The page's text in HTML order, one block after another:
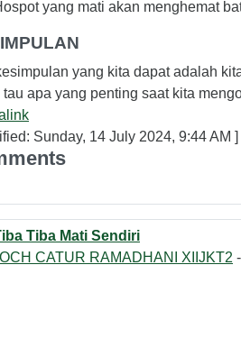
yang mati akan menghemat
yang kita dapat adalah
tau apa yang penting saat kita
Sunday, 14 July 2024, 9:44 AM ]
Tiba Mati Sendiri
CATUR RAMADHANI XIIJKT2